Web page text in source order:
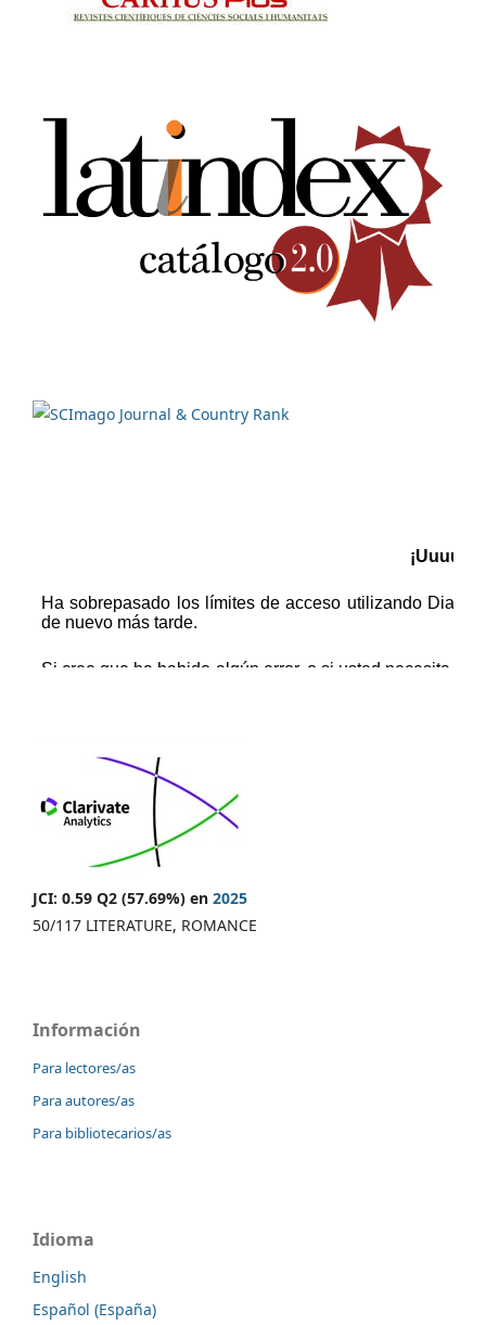
JCI: 0.59 Q2 (57.69%) en 2025
50/117 LITERATURE, ROMANCE
Información
Para lectores/as
Para autores/as
Para bibliotecarios/as
Idioma
English
Español (España)